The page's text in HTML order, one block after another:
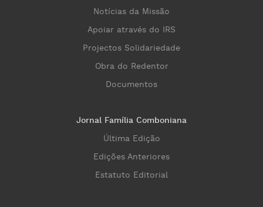
Notícias da Missão
Apoiar através do IRS
Projectos Solidariedade
Obra do Redentor
Documentos
Jornal Família Comboniana
Última Edição
Edições Anteriores
Estatuto Editorial